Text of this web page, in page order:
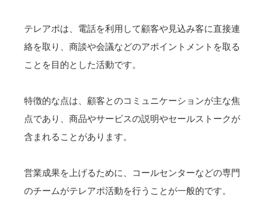
テレアポは、電話を利用して顧客や見込み客に直接連
絡を取り、商談や会議などのアポイントメントを取る
ことを目的とした活動です。
特徴的な点は、顧客とのコミュニケーションが主な焦
点であり、商品やサービスの説明やセールストークが
含まれることがあります。
営業成果を上げるために、コールセンターなどの専門
のチームがテレアポ活動を行うことが一般的です。